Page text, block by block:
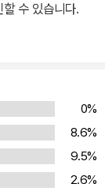
어 무료 특강 3.
의 수강권 수록)
수 있습니다.
0%
8.6%
9.5%
2.6%